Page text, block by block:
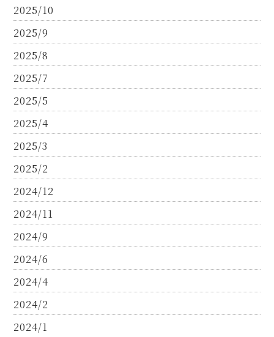
2025/10
2025/9
2025/8
2025/7
2025/5
2025/4
2025/3
2025/2
2024/12
2024/11
2024/9
2024/6
2024/4
2024/2
2024/1